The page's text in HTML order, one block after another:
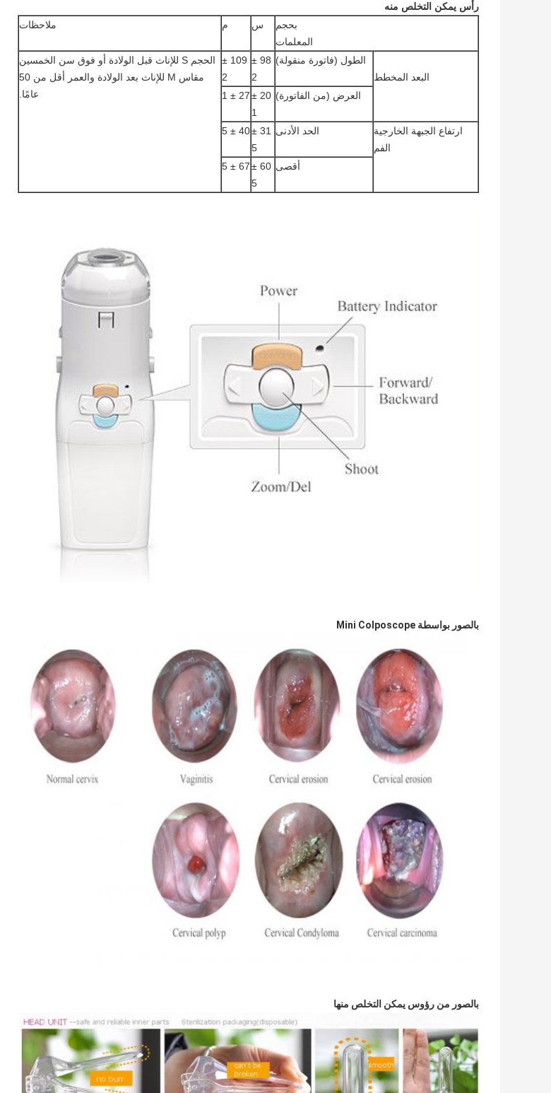
رأس يمكن التخلص منه
بحجم
المعلمات
س م ملاحظات
البعد المخطط
الطول (فاتورة منقولة)
98 ±
2
109 ±
2
الحجم S للإناث قبل الولادة أو فوق سن الخمسين
مقاس M للإناث بعد الولادة والعمر أقل من 50
عامًا.
العرض (من الفاتورة)
20 ±
1
27 ± 1
ارتفاع الجبهة الخارجية
الفم
الحد الأدنى
31 ±
5
40 ± 5
أقصى
60 ±
5
67 ± 5
بالصور بواسطة Mini Colposcope
بالصور من رؤوس يمكن التخلص منها